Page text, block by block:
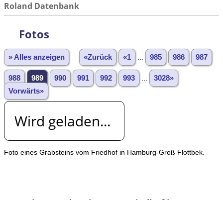
Roland Datenbank
Fotos
» Alles anzeigen «Zurück «1 985 986 987
988 989 990 991 992 993
3028»
Vorwärts»
Wird geladen...
Foto eines Grabsteins vom Friedhof in Hamburg-Groß Flottbek.